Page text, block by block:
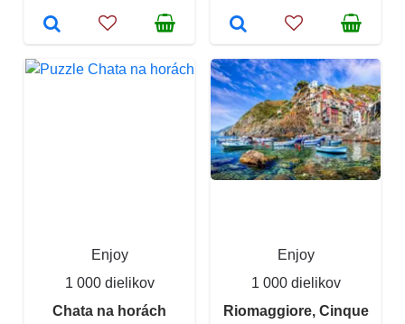
Enjoy
1 000 dielikov
Chata na horách
Enjoy
1 000 dielikov
Riomaggiore, Cinque